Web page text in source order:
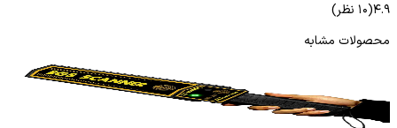
۴.۹(۱۰ نظر)
محصولات مشابه
راکت فلزیاب بازرسی بدنی EGS-MD101
ادامه مطلب